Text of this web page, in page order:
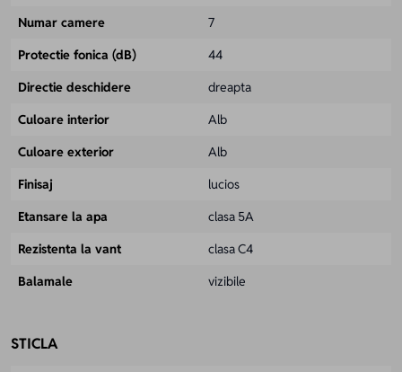
Numar camere
7
Protectie fonica (dB)
44
Directie deschidere
dreapta
Culoare interior
Alb
Culoare exterior
Alb
Finisaj
lucios
Etansare la apa
clasa 5A
Rezistenta la vant
clasa C4
Balamale
vizibile
STICLA